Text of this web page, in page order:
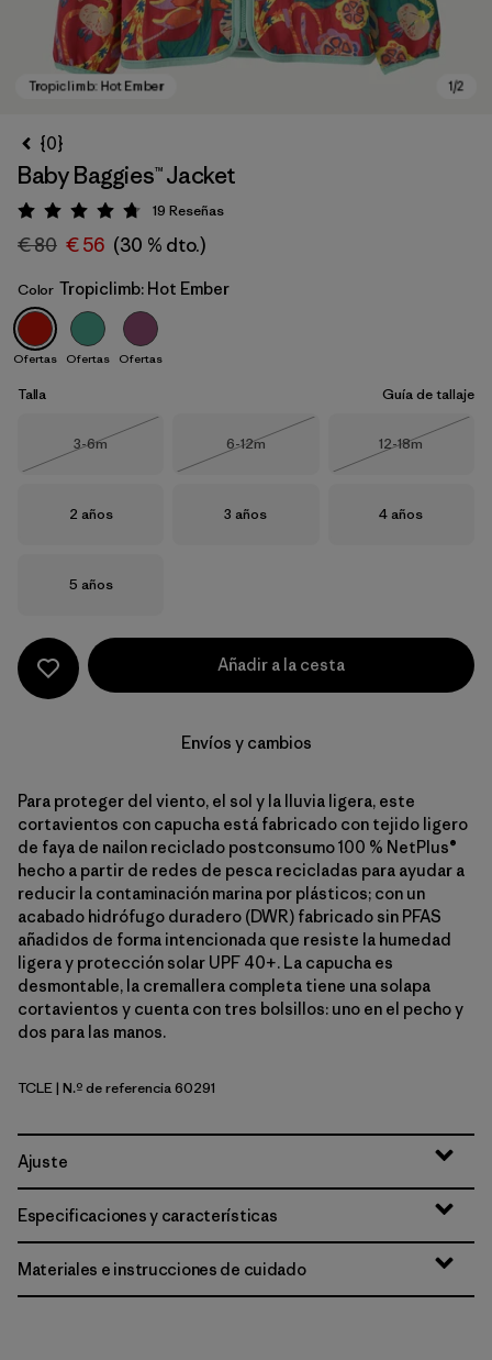
Tropiclimb: Hot Ember
{0}
Baby Baggies™ Jacket
Puntuación: 4.7 / 5
19 Reseñas
€ 80 € 56 (30 % dto.)
Color Tropiclimb: Hot Ember
Ofertas Ofertas Ofertas
Talla Guía de tallaje
Talla
3-6m
Talla
6-12m
Talla
12-18m
Talla
2 años Talla
3 años Talla
4 años
Talla
5 años
Añadir a la cesta
Envíos y cambios
Para proteger del viento, el sol y la lluvia ligera, este
cortavientos con capucha está fabricado con tejido ligero
de faya de nailon reciclado postconsumo 100 % NetPlus®
hecho a partir de redes de pesca recicladas para ayudar a
reducir la contaminación marina por plásticos; con un
acabado hidrófugo duradero (DWR) fabricado sin PFAS
añadidos de forma intencionada que resiste la humedad
ligera y protección solar UPF 40+. La capucha es
desmontable, la cremallera completa tiene una solapa
cortavientos y cuenta con tres bolsillos: uno en el pecho y
dos para las manos.
Tropiclimb: Hot Ember
TCLE| N.º de referencia 60291
Ajuste
Especificaciones y características
Materiales e instrucciones de cuidado